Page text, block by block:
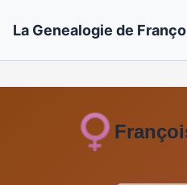
La Genealogie de